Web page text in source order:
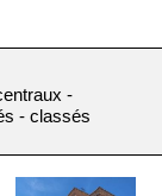
-
- classés